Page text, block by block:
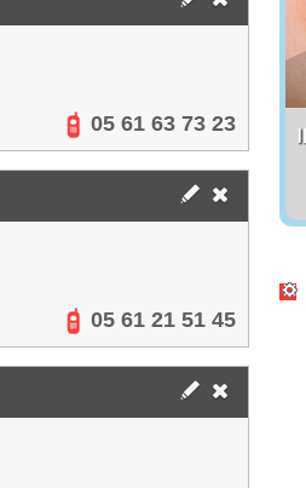
05 61 63 73 23
05 61 21 51 45